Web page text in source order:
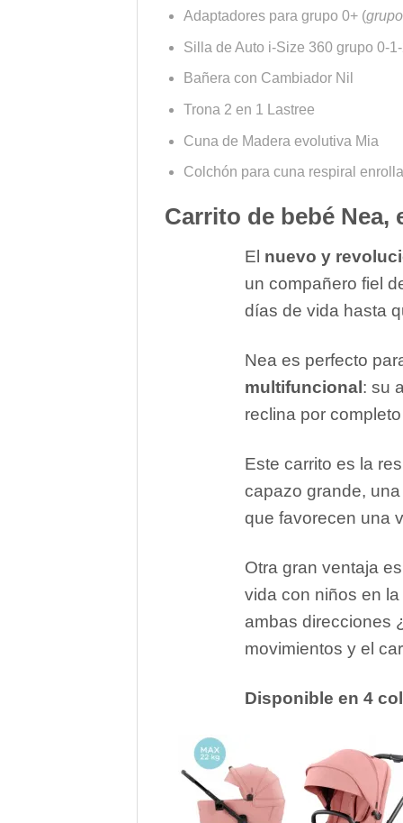
Adaptadores para grupo 0+ (
Silla de Auto i-Size 360 grupo 0-
Bañera con Cambiador Nil
Trona 2 en 1 Lastree
Cuna de Madera evolutiva Mia
Colchón para cuna respiral
Carrito de bebé
El nuevo y
un compañero fiel
días de vida hasta
Nea es perfecto
multifuncional: su
reclina por
Este carrito es la
capazo grande,
que favorecen una
Otra gran ventaja
vida con niños en
ambas direcciones
movimientos y el
Disponible en 4